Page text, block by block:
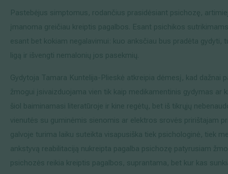
Pastebėjus simptomus, rodančius prasidėsiant psichozę,
įmanoma greičiau kreiptis pagalbos. Esant psichikos
esant bet kokiam negalavimui: kuo anksčiau bus pradėta gydyti,
ligą ir išvengti nemalonių jos pasekmių.
Gydytoja Tamara Kuntelija-Plieskė atkreipia dėmesį, kad dažnai
žmogui įsivaizduojama vien tik kaip medikamentinis gydymas ar
šiol baiminamasi literatūroje ir kine regėtų, bet iš tikrųjų
vienutės su guminėmis sienomis ar elektros srovės pririštajam
galvoje turima laiku suteikta visapusiška tiek psichologinė, tiek
ankstyvą reabilitaciją nukreipta pagalba psichozę patyrusiam
psichozės reikia kreiptis pagalbos, suprantama, bet kur kas